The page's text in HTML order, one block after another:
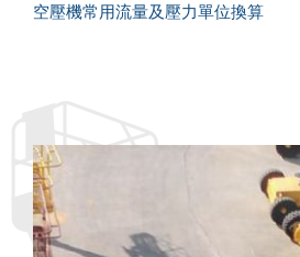
空壓機常用流量及壓力單位換算